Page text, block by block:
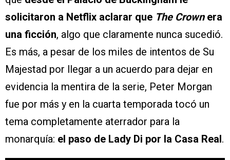
solicitaron a Netflix aclarar que The Crownera
una ficción, algo que claramente nunca sucedió.
Es más, a pesar de los miles de intentos de Su
Majestad por llegar a un acuerdo para dejar en
evidencia la mentira de la serie, Peter Morgan
fue por más y en la cuarta temporada tocó un
tema completamente aterrador para la
monarquía: el paso de Lady Di por la Casa Real .